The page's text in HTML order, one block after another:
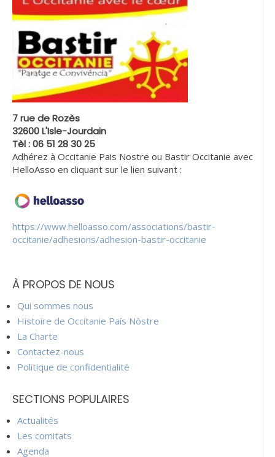
7 rue de Rozès
32600 L'Isle-Jourdain
Tèl : 06 51 28 30 25
Adhérez à Occitanie Pais Nostre ou Bastir Occitanie avec
HelloAsso en cliquant sur le lien suivant :
https://www.helloasso.com/associations/bastir-
occitanie/adhesions/adhesion-bastir-occitanie
À PROPOS DE NOUS
Qui sommes nous
Histoire de Occitanie País Nòstre
La Charte
Contactez-nous
Politique de confidentialité
SECTIONS POPULAIRES
Actualités
Les comitats
Agenda